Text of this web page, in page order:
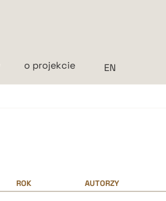
o projekcie
ROK AUTORZY